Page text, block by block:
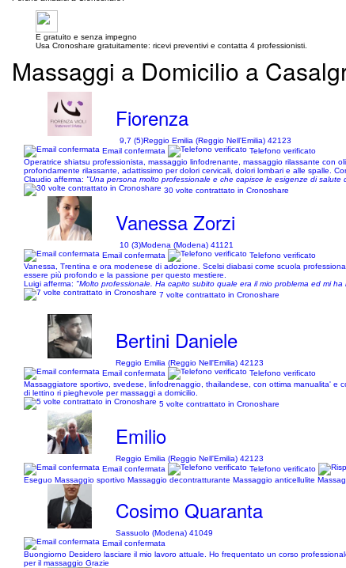
E gratuito e senza impegno
Usa Cronoshare gratuitamente: ricevi preventivi e contatta 4 professionisti.
Massaggi a Domicilio a
Fiorenza
9,7 (5)Reggio Emilia (Reggio Nell'Emilia) 42123
Email confermata
Telefono verificato
Operatrice shiatsu professionista, massaggio linfodrenante, massaggio rilassante con
profondamente rilassante, adattissimo per dolori cervicali, dolori lombari e alle spalle.
Claudio afferma: "Una persona molto professionale e che capisce le esigenze di salute
30 volte contrattato in Cronoshare
Vanessa Zorzi
10 (3)Modena (Modena) 41121
Email confermata
Telefono verificato
Vanessa, Trentina e ora modenese di adozione. Scelsi diabasi come scuola
essere più profondo e la passione per questo mestiere.
Luigi afferma: "Molto professionale. Ha capito subito quale era il mio problema ed mi
7 volte contrattato in Cronoshare
Bertini Daniele
Reggio Emilia (Reggio Nell'Emilia) 42123
Email confermata
Telefono verificato
Massaggiatore sportivo, svedese, linfodrenaggio, thailandese, con ottima manualita' e
di lettino ri pieghevole per massaggi a domicilio.
5 volte contrattato in Cronoshare
Emilio
Reggio Emilia (Reggio Nell'Emilia) 42123
Email confermata
Telefono verificato
Eseguo Massaggio sportivo Massaggio decontratturante Massaggio anticellulite
Cosimo Quaranta
Sassuolo (Modena) 41049
Email confermata
Buongiorno Desidero lasciare il mio lavoro attuale. Ho frequentato un corso
per il massaggio Grazie